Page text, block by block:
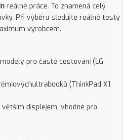
reálné práce. To znamená celý
Při výběru sledujte reálné testy
výrobcem.
pro časté cestování (LG
(ThinkPad X1,
displejem, vhodné pro